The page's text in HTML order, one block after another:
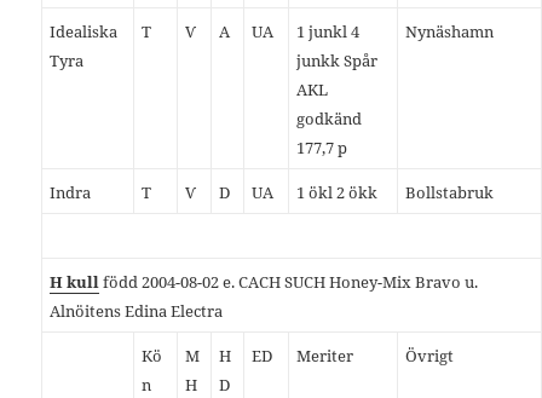
Idealiska
Tyra
T Ѵ A UA
1 junkl 4
junkk Spår
AKL
godkänd
177,7 p
Nynäshamn
Indra T Ѵ D UA 1 ökl 2 ökk Bollstabruk
H kullfödd 2004-08-02 e. CACH SUCH Honey-Mix Bravo u.
Alnöitens Edina Electra
Kö
n
M
H
H
D
ED Meriter Övrigt